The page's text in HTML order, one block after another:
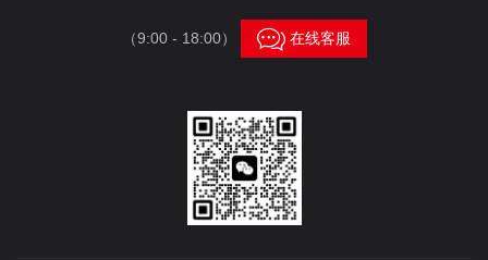
（9:00 - 18:00） 在线客服